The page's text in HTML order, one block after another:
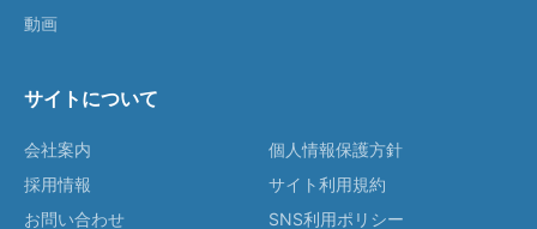
動画
サイトについて
会社案内
採用情報
お問い合わせ
個人情報保護方針
サイト利用規約
SNS利用ポリシー